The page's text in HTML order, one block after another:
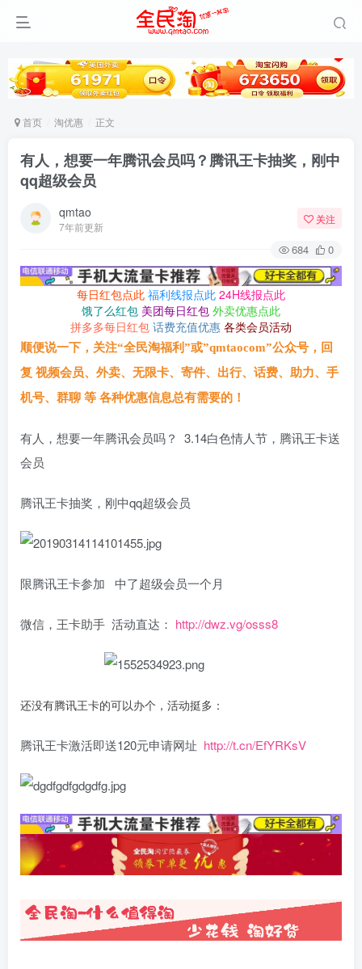
首页 淘优惠 正文
有人，想要一年腾讯会员吗？腾讯王卡抽奖，刚中
qq超级会员
qmtao
7年前更新
关注
684 0
每日红包点此 福利线报点此 24H线报点此
饿了么红包 美团每日红包 外卖优惠点此
拼多多每日红包 话费充值优惠 各类会员活动
顺便说一下，关注“全民淘福利”或”qmtaocom”公众号，回
复 视频会员、外卖、无限卡、寄件、出行、话费、助力、手
机号、群聊 等 各种优惠信息总有需要的！
有人，想要一年腾讯会员吗？ 3.14白色情人节，腾讯王卡送
会员
腾讯王卡抽奖，刚中qq超级会员
限腾讯王卡参加 中了超级会员一个月
微信，王卡助手 活动直达： http://dwz.vg/osss8
还没有腾讯王卡的可以办个，活动挺多：
腾讯王卡激活即送120元申请网址 http://t.cn/EfYRKsV